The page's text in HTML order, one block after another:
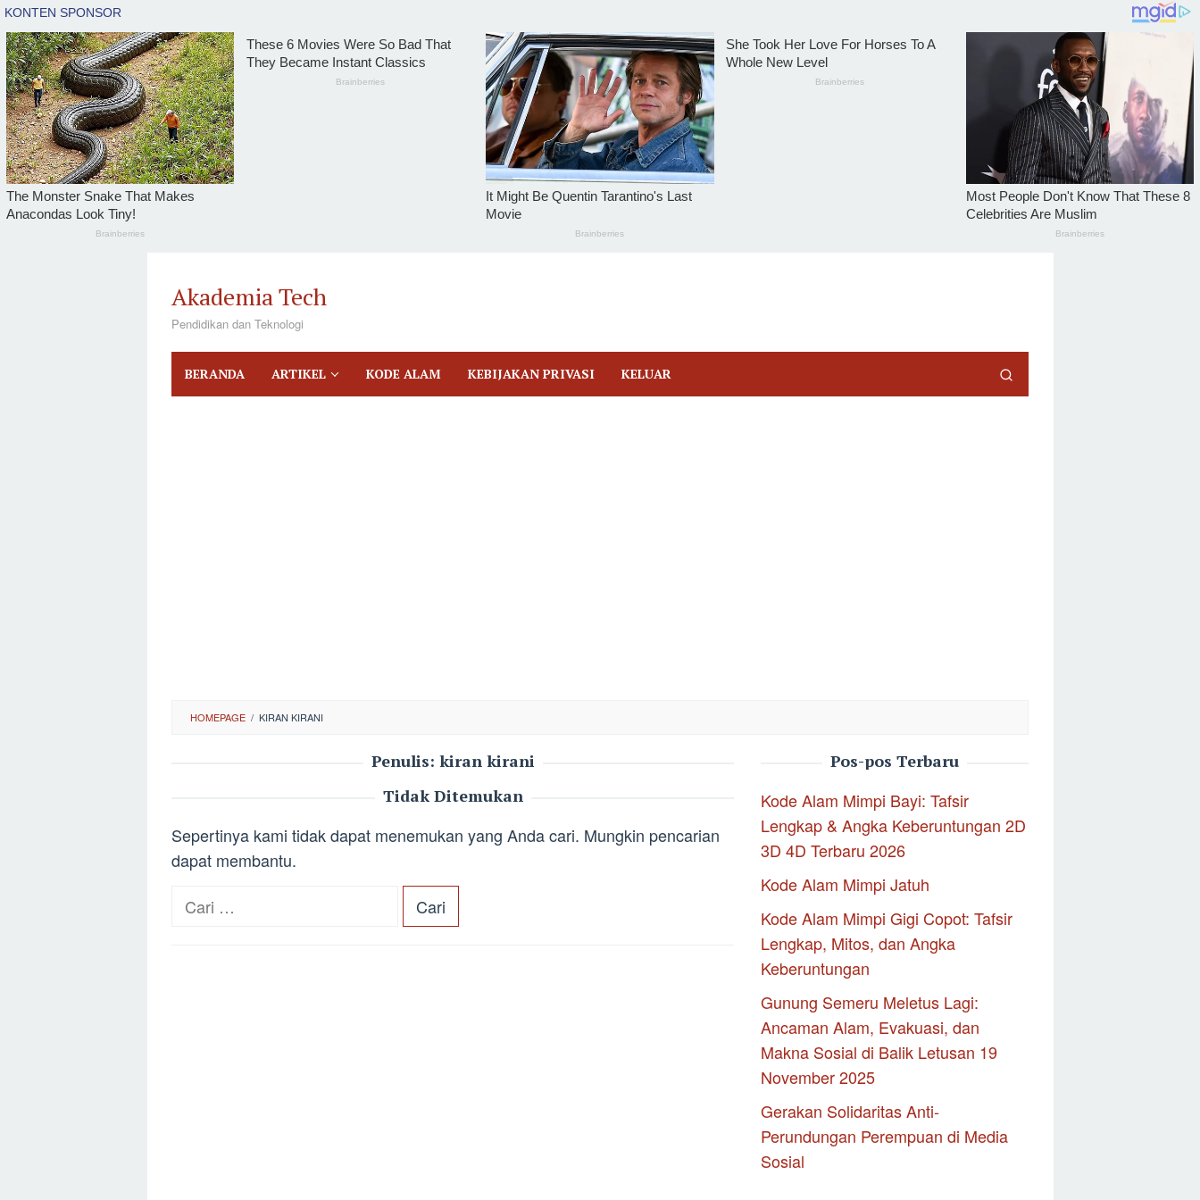
konten
Akademia Tech
Pendidikan dan Teknologi
BERANDA ARTIKEL KODE ALAM KEBIJAKAN PRIVASI KELUAR
tutup tutup
HOMEPAGE / KIRAN KIRANI
Penulis: kiran kirani
Tidak Ditemukan
Sepertinya kami tidak dapat menemukan yang Anda cari. Mungkin pencarian
dapat membantu.
Cari
Pos-pos Terbaru
Kode Alam Mimpi Bayi: Tafsir
Lengkap & Angka Keberuntungan 2D
3D 4D Terbaru 2026
Kode Alam Mimpi Jatuh
Kode Alam Mimpi Gigi Copot: Tafsir
Lengkap, Mitos, dan Angka
Keberuntungan
Gunung Semeru Meletus Lagi:
Ancaman Alam, Evakuasi, dan
Makna Sosial di Balik Letusan 19
November 2025
Gerakan Solidaritas Anti-
Perundungan Perempuan di Media
Sosial